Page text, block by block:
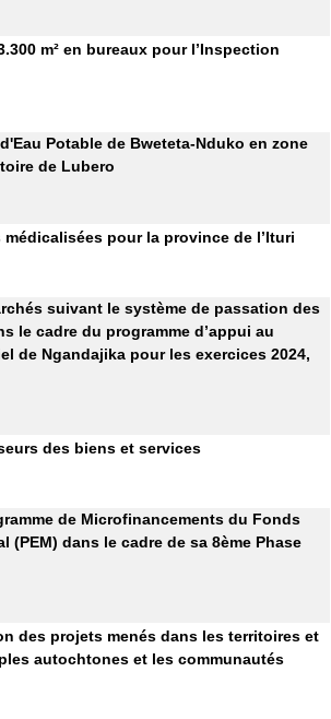
m² en bureaux pour l’Inspection
Potable de Bweteta-Nduko en zone
de Lubero
pour la province de l’Ituri
suivant le système de passation des
le cadre du programme d’appui au
de Ngandajika pour les exercices 2024,
des biens et services
de Microfinancements du Fonds
(PEM) dans le cadre de sa 8ème Phase
des projets menés dans les territoires et
autochtones et les communautés